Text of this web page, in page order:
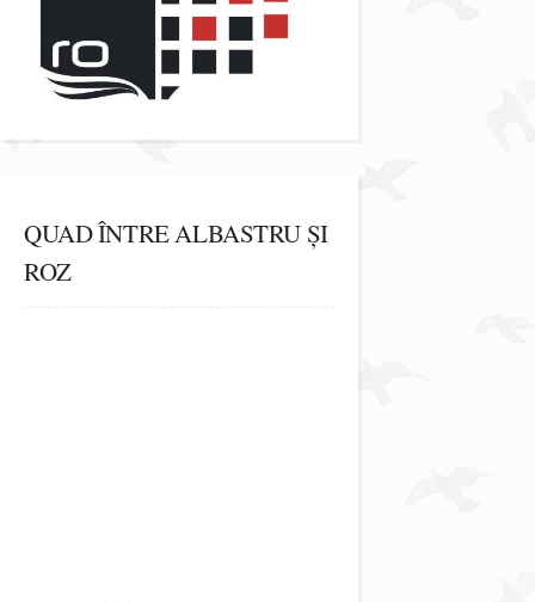
QUAD ÎNTRE ALBASTRU ȘI
ROZ